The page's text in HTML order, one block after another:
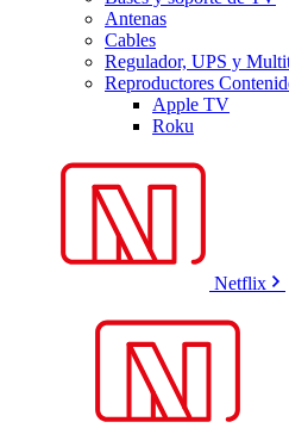
Antenas
Cables
Regulador, UPS y
Reproductores
Apple TV
Roku
Netflix